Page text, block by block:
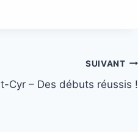
SUIVANT
Cyr – Des débuts réussis !